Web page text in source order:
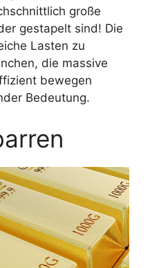
große
gestapelt sind! Die
Lasten zu
die massive
bewegen
Bedeutung.